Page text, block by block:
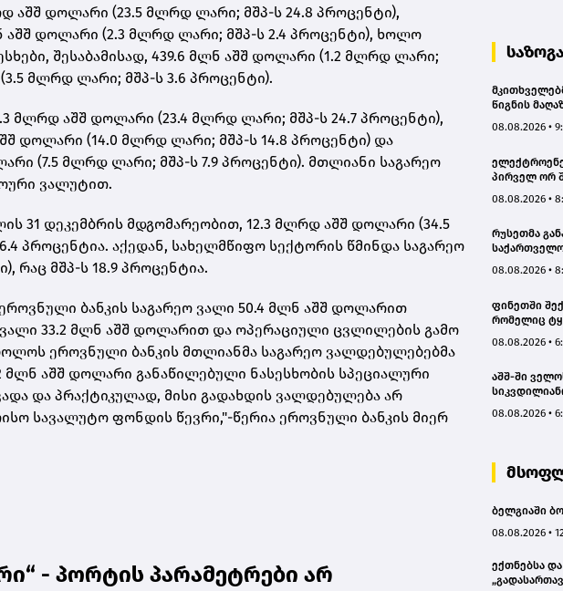
აშშ დოლარი (23.5 მლრდ ლარი; მშპ-ს 24.8 პროცენტი),
აშშ დოლარი (2.3 მლრდ ლარი; მშპ-ს 2.4 პროცენტი), ხოლო
შესაბამისად, 439.6 მლნ აშშ დოლარი (1.2 მლრდ ლარი;
მლრდ ლარი; მშპ-ს 3.6 პროცენტი).
მლრდ აშშ დოლარი (23.4 მლრდ ლარი; მშპ-ს 24.7 პროცენტი),
დოლარი (14.0 მლრდ ლარი; მშპ-ს 14.8 პროცენტი) და
(7.5 მლრდ ლარი; მშპ-ს 7.9 პროცენტი). მთლიანი საგარეო
ვალუტით.
31 დეკემბრის მდგომარეობით, 12.3 მლრდ აშშ დოლარი (34.5
პროცენტია. აქედან, სახელმწიფო სექტორის წმინდა საგარეო
რაც მშპ-ს 18.9 პროცენტია.
ბანკის საგარეო ვალი 50.4 მლნ აშშ დოლარით
33.2 მლნ აშშ დოლარით და ოპერაციული ცვლილების გამო
ეროვნული ბანკის მთლიანმა საგარეო ვალდებულებებმა
მლნ აშშ დოლარი განაწილებული ნასესხობის სპეციალური
და პრაქტიკულად, მისი გადახდის ვალდებულება არ
სავალუტო ფონდის წევრი,"-წერია ეროვნული ბანკის მიერ
- პორტის პარამეტრები არ
სახალხო
წიგნის
08.08.2026 •
პირველ ორ
გათიშვას
სამუშაოები
08.08.2026 •
რუსეთმა
რეჟიმის და
გადაფარავს
დანაშაული
წინაშე -
08.08.2026 •
ფინეთში
რომელიც
08.08.2026 •
აშშ-ში
08.08.2026 •
ბელგიაში
08.08.2026 •
ექთნებსა და